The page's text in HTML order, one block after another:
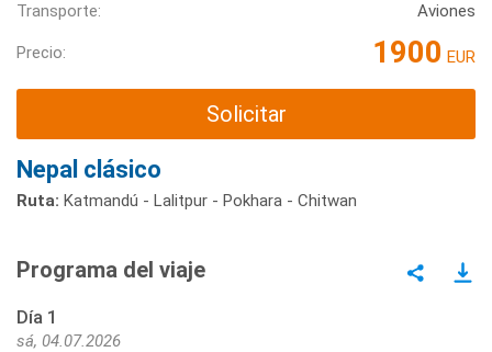
Transporte:
Aviones
Precio: 1900 EUR
Solicitar
Nepal clásico
Ruta: Katmandú - Lalitpur - Pokhara - Chitwan
Programa del viaje
Día 1
sá, 04.07.2026